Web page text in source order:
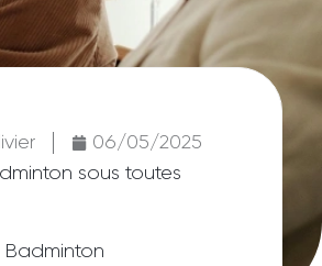
06/05/2025
sous toutes